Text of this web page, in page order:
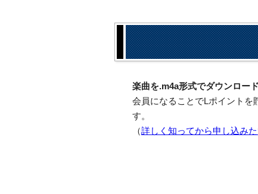
楽曲を.m4a形式でダウンロー
会員になることでLポイントを
す。
（詳しく知ってから申し込み